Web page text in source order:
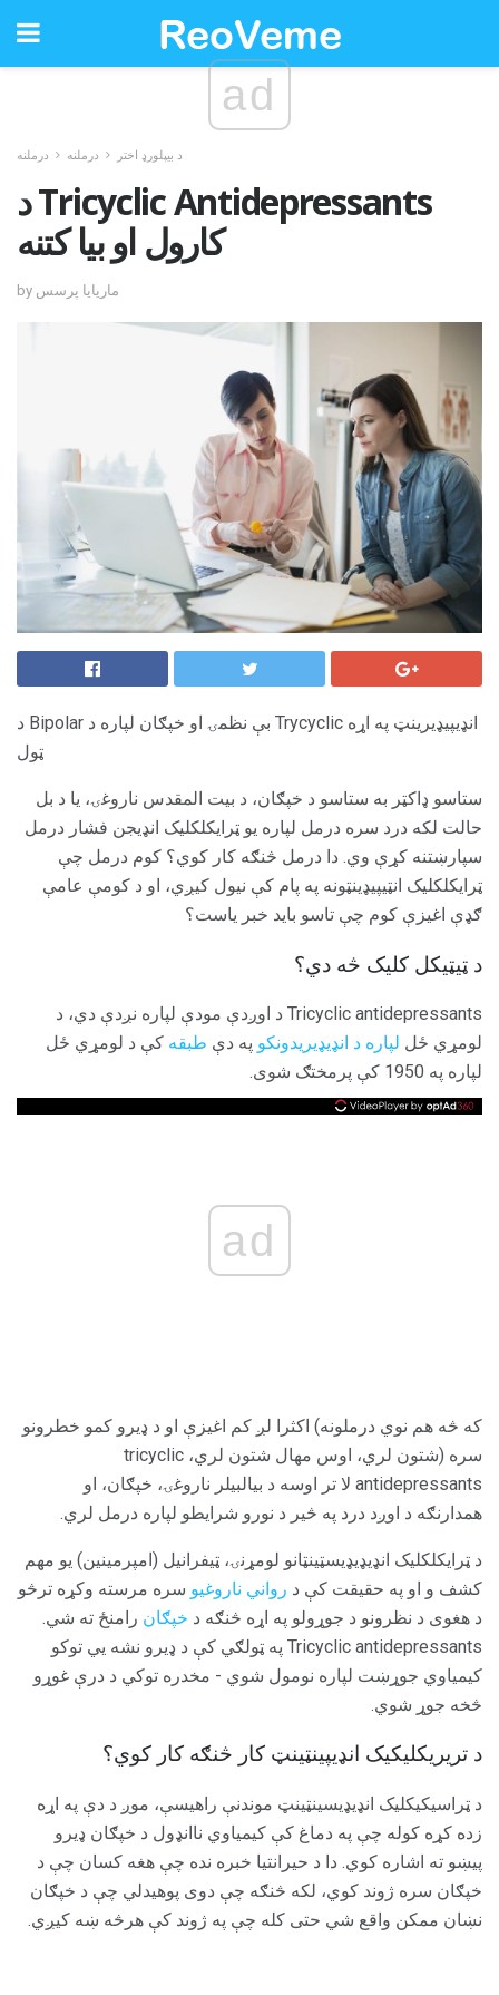
ad
د بیپلورډ اختر درملنه درملنه
د Tricyclic Antidepressants
کارول او بیا کتنه
by ماریایا پرسس
د Bipolar بې نظمۍ او خپګان لپاره د Trycyclic انډیپيډیرینټ په اړه
ټول
ستاسو ډاکټر به ستاسو د خپګان، د بیت المقدس ناروغۍ، یا د بل
حالت لکه درد سره درمل لپاره یو ټرایکلکلیک انډیجن فشار درمل
سپارښتنه کړې وي. دا درمل څنګه کار کوي؟ کوم درمل چې
ټرایکلکلیک انټيپیډینټونه په پام کې نیول کیږي، او د کومې عامې
ګډې اغیزې کوم چې تاسو باید خبر یاست؟
د ټیټیکل کلیک څه دي؟
Tricyclic antidepressants د اوږدې مودې لپاره نږدې دي، د
لومړي ځل لپاره د انډیډیریدونکو په دې طبقه کې د لومړي ځل
لپاره په 1950 کې پرمختګ شوی.
ad
که څه هم نوي درملونه) اکثرا لږ کم اغیزې او د ډیرو کمو خطرونو
سره (شتون لري، اوس مهال شتون لري، tricyclic
antidepressants لا تر اوسه د بیالبیلر ناروغۍ، خپګان، او
همدارنګه د اوږد درد په څیر د نورو شرایطو لپاره درمل لري.
د ټرایکلکلیک انډیډیډیسټینټانو لومړنۍ، ټیفرانیل (امپرمینین) یو مهم
کشف و او په حقیقت کې د رواني ناروغیو سره مرسته وکړه ترڅو
د هغوی د نظرونو د جوړولو په اړه څنګه د خپګان رامنځ ته شي.
Tricyclic antidepressants په ټولګي کې د ډیرو نشه یي توکو
کیمیاوي جوړښت لپاره نومول شوي - مخدره توکي د درې غوړو
څخه جوړ شوي.
د تریریکلیکیک انډیپینټینټ کار څنګه کار کوي؟
د ټراسیکيکلیک انډیډیسینټینټ موندنې راهیسې، موږ د دې په اړه
زده کړه کوله چې په دماغ کې کیمیاوي ناانډول د خپګان ډیرو
پیښو ته اشاره کوي. دا د حیرانتیا خبره نده چې هغه کسان چې د
خپګان سره ژوند کوي، لکه څنګه چې دوی پوهیدلي چې د خپګان
نښان ممکن واقع شي حتی کله چې په ژوند کې هرڅه ښه کیږي.